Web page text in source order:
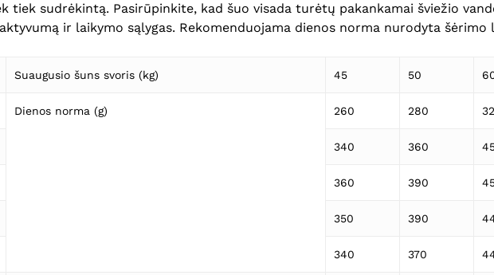
tiek sudrėkintą. Pasirūpinkite, kad šuo visada turėtų pakankamai šviežio
ir laikymo sąlygas. Rekomenduojama dienos norma nurodyta šėrimo
Suaugusio šuns svoris (kg) 45 50
Dienos norma (g) 260 280
340 360
360 390
350 390
340 370